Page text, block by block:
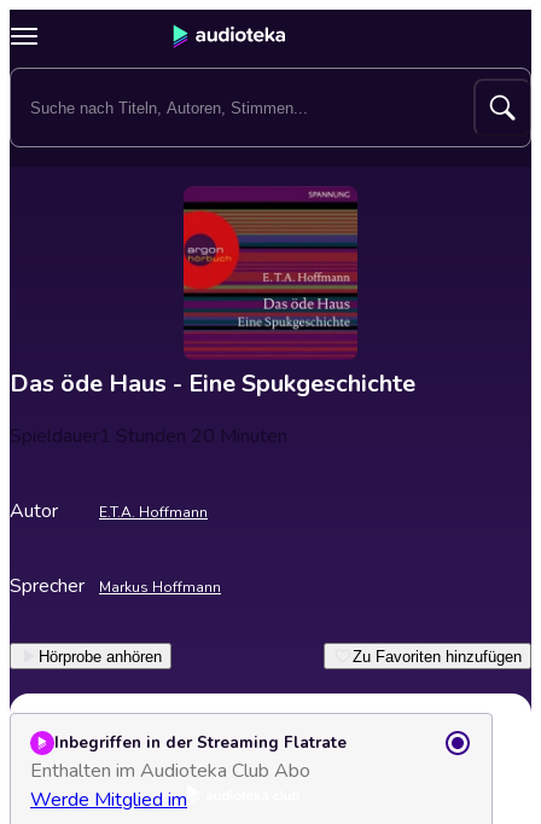
Das öde Haus - Eine Spukgeschichte
Spieldauer1 Stunden 20 Minuten
Autor E.T.A. Hoffmann
Sprecher Markus Hoffmann
Hörprobe anhören Zu Favoriten hinzufügen
Inbegriffen in der Streaming Flatrate
Enthalten im Audioteka Club Abo
Werde Mitglied im